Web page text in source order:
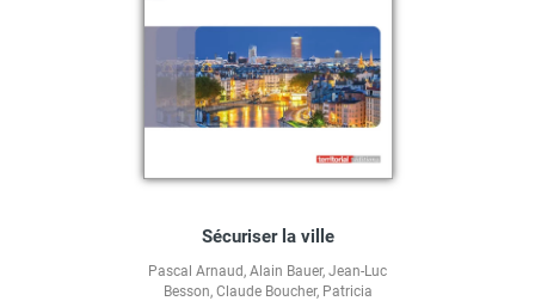
Sécuriser la ville
Pascal Arnaud, Alain Bauer, Jean-Luc
Besson, Claude Boucher, Patricia